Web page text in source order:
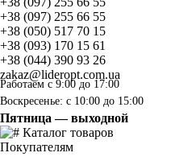
+38 (097) 255 66 55
+38 (050) 517 70 15
+38 (093) 170 15 61
+38 (044) 390 93 26
zakaz@lideropt.com.ua
Работаем с 9:00 до 17:00
Воскресенье: с 10:00 до 15:00
Пятница — выходной
Каталог товаров
Покупателям